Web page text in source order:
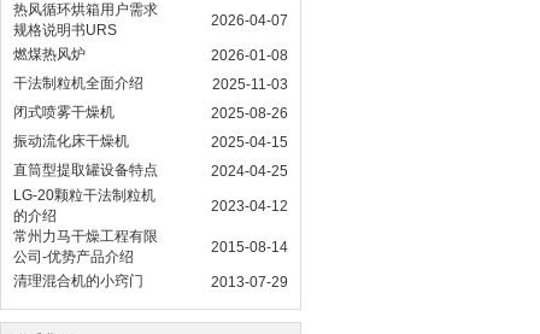
热风循环烘箱用户需求
规格说明书URS
2026-04-07
燃煤热风炉
2026-01-08
干法制粒机全面介绍
2025-11-03
闭式喷雾干燥机
2025-08-26
振动流化床干燥机
2025-04-15
直筒型提取罐设备特点
2024-04-25
LG-20颗粒干法制粒机
的介绍
2023-04-12
常州力马干燥工程有限
公司-优势产品介绍
2015-08-14
清理混合机的小窍门
2013-07-29